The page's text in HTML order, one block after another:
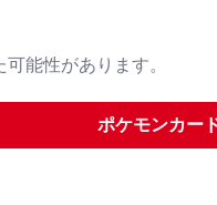
能性があります。
ポケモンカー